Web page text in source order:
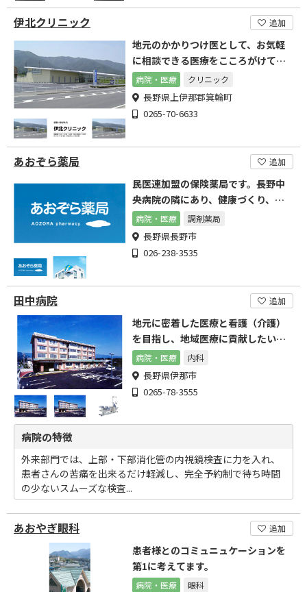
伊北クリニック 追加
地元のかかりつけ医として、お気軽
に相談できる医療をこころがけてい
ます。
病院・医療 クリニック
長野県上伊那郡箕輪町
0265-70-6633
あおぞら薬局 追加
民医連加盟の保険薬局です。長野中
央病院の隣にあり、健康づくり、服
薬援助に力をいれています。
病院・医療 調剤薬局
長野県長野市
026-238-3535
田中病院 追加
地元に密着した医療と看護（介護）
を目指し、地域医療に貢献したいと
思います。
病院・医療 内科
長野県伊那市
0265-78-3555
病院の特徴
外来部門では、上部・下部消化管の内視鏡検査に力を入れ、
患者さんの苦痛を出来るだけ軽減し、完全予約制で待ち時間
の少ないスムーズな検査...
あおやぎ眼科 追加
患者様とのコミュニュケーションを
第1に考えてます。
病院・医療 眼科